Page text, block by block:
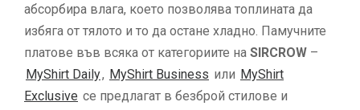
абсорбира влага, което позволява топлината да
избяга от тялото и то да остане хладно. Памучните
платове във всяка от категориите на SIRCROW –
MyShirt Daily, MyShirt Business или MyShirt
Exclusive се предлагат в безброй стилове и